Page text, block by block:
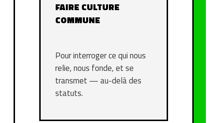
FAIRE CULTURE
COMMUNE
Pour interroger ce qui nous
relie, nous fonde, et se
transmet — au-delà des
statuts.